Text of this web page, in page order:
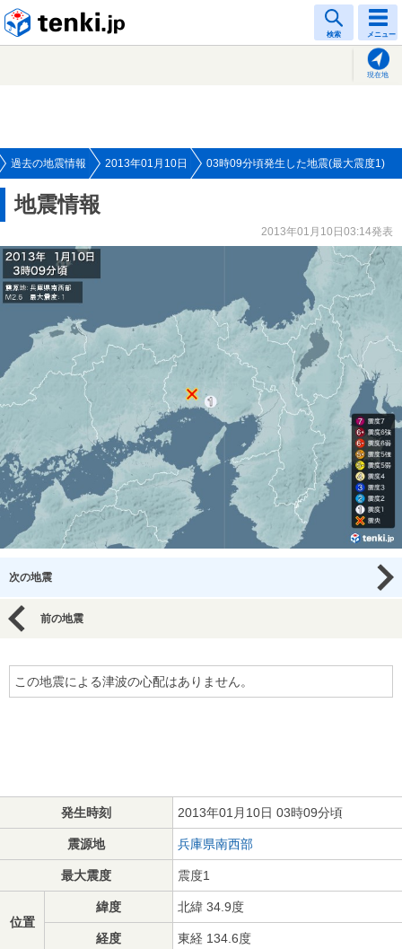
検索 メニュー
現在地
過去の地震情報 2013年01月10日 03時09分頃発生した地震(最大震度1)
地震情報
2013年01月10日03:14発表
次の地震
前の地震
この地震による津波の心配はありません。
発生時刻 2013年01月10日 03時09分頃
震源地 兵庫県南西部
最大震度 震度1
位置
緯度 北緯 34.9度
経度 東経 134.6度